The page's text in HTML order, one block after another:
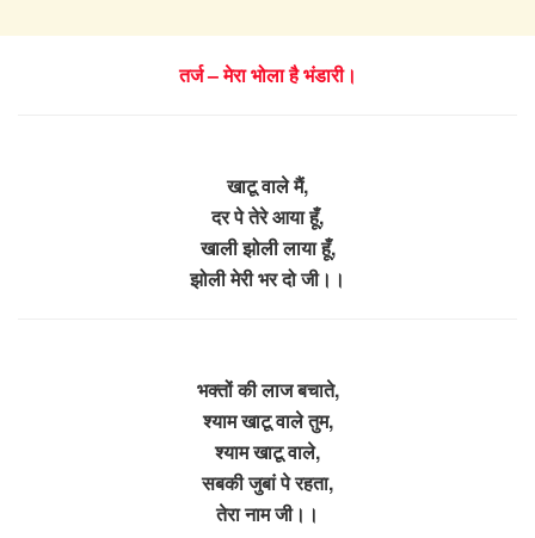
तर्ज – मेरा भोला है भंडारी।
खाटू वाले मैं,
दर पे तेरे आया हूँ,
खाली झोली लाया हूँ,
झोली मेरी भर दो जी।।
भक्तों की लाज बचाते,
श्याम खाटू वाले तुम,
श्याम खाटू वाले,
सबकी जुबां पे रहता,
तेरा नाम जी।।